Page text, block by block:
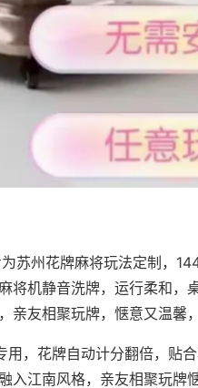
苏州花牌麻将玩法定制，
将机静音洗牌，运行柔和，
友相聚玩牌，惬意又温馨
，花牌自动计分翻倍，贴
江南风格，亲友相聚玩牌惬